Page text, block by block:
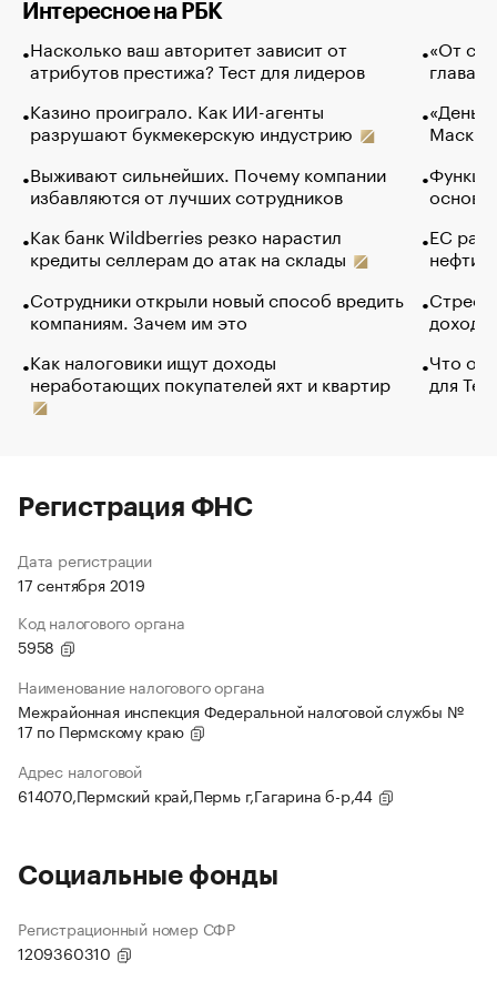
Интересное на РБК
Насколько ваш авторитет зависит от
атрибутов престижа? Тест для лидеров
Казино проиграло. Как ИИ-агенты
разрушают букмекерскую индустрию
Выживают сильнейших. Почему компании
избавляются от лучших сотрудников
Как банк Wildberries резко нарастил
кредиты селлерам до атак на склады
Сотрудники открыли новый способ вредить
компаниям. Зачем им это
Как налоговики ищут доходы
неработающих покупателей яхт и квартир
«От
глава
Маск в
основ
ЕС
нефти
Что
для
Регистрация ФНС
Дата регистрации
17 сентября 2019
Код налогового органа
5958
Наименование налогового органа
Межрайонная инспекция Федеральной налоговой службы №
17 по Пермскому краю
Адрес налоговой
614070,Пермский край,Пермь г,Гагарина б-р,44
Социальные фонды
Регистрационный номер СФР
1209360310